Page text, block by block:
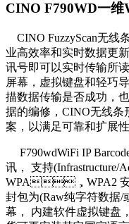
CINO F790WD一
CINO FuzzyScan无线
业高效率和实时数据更新
讯号即可以实时传输所读
屏幕，虚拟键盘和轻
描数据传输是否成功
据的编修，CINO无线
案，以满足可靠和扩展性
F790wdWiFi IP
讯， 支持
WPA，WPA2 安全性
封包为(Raw纯字符数据/或
幕， 内建软件虚拟键